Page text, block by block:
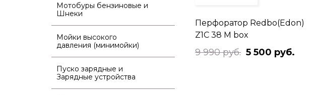
Мотобуры бензиновые и
Шнеки
Мойки высокого
давления (минимойки)
Пуско зарядные и
Зарядные устройства
Перфоратор Redbo(Edon)
Z1C 38 M box
9 990 руб. 5 500 руб.